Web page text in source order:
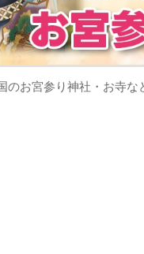
のお宮参り神社・お寺な